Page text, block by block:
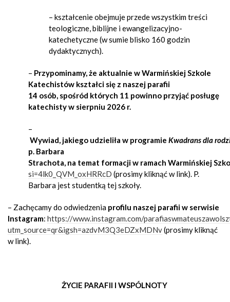
– kształcenie obejmuje przede wszystkim treści
teologiczne, biblijne i ewangelizacyjno-
katechetyczne (w sumie blisko 160 godzin
dydaktycznych).
– Przypominamy, że aktualnie w Warmińskiej Szkole
Katechistów kształci się z naszej parafii
14 osób, spośród których 11 powinno przyjąć posługę
katechisty w sierpniu 2026 r.
–
Wywiad, jakiego udzieliła w programie Kwadrans dla
p. Barbara
Strachota, na temat formacji w ramach Warmińskiej
si=4lk0_QVM_oxHRRcD (prosimy kliknąć w link). P.
Barbara jest studentką tej szkoły.
– Zachęcamy do odwiedzenia profilu naszej parafii w serwisie
Instagram: https://www.instagram.com/
utm_source=qr&igsh=azdvM3Q3eDZxMDNv(prosimy kliknąć
w link).
ŻYCIE PARAFII I WSPÓLNOTY